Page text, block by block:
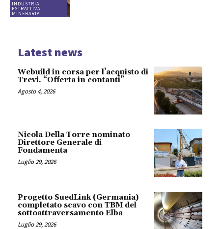
INDUSTRIA
ESTRATTIVA-
MINERARIA
Latest news
Webuild in corsa per l’acquisto di
Trevi. “Offerta in contanti”
Agosto 4, 2026
Nicola Della Torre nominato
Direttore Generale di
Fondamenta
Luglio 29, 2026
Progetto SuedLink (Germania)
completato scavo con TBM del
sottoattraversamento Elba
Luglio 29, 2026